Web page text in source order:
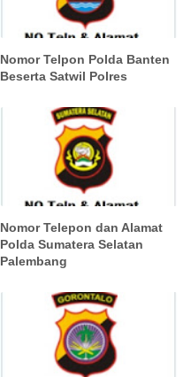
Nomor Telpon Polda Banten
Beserta Satwil Polres
Nomor Telepon dan Alamat
Polda Sumatera Selatan
Palembang